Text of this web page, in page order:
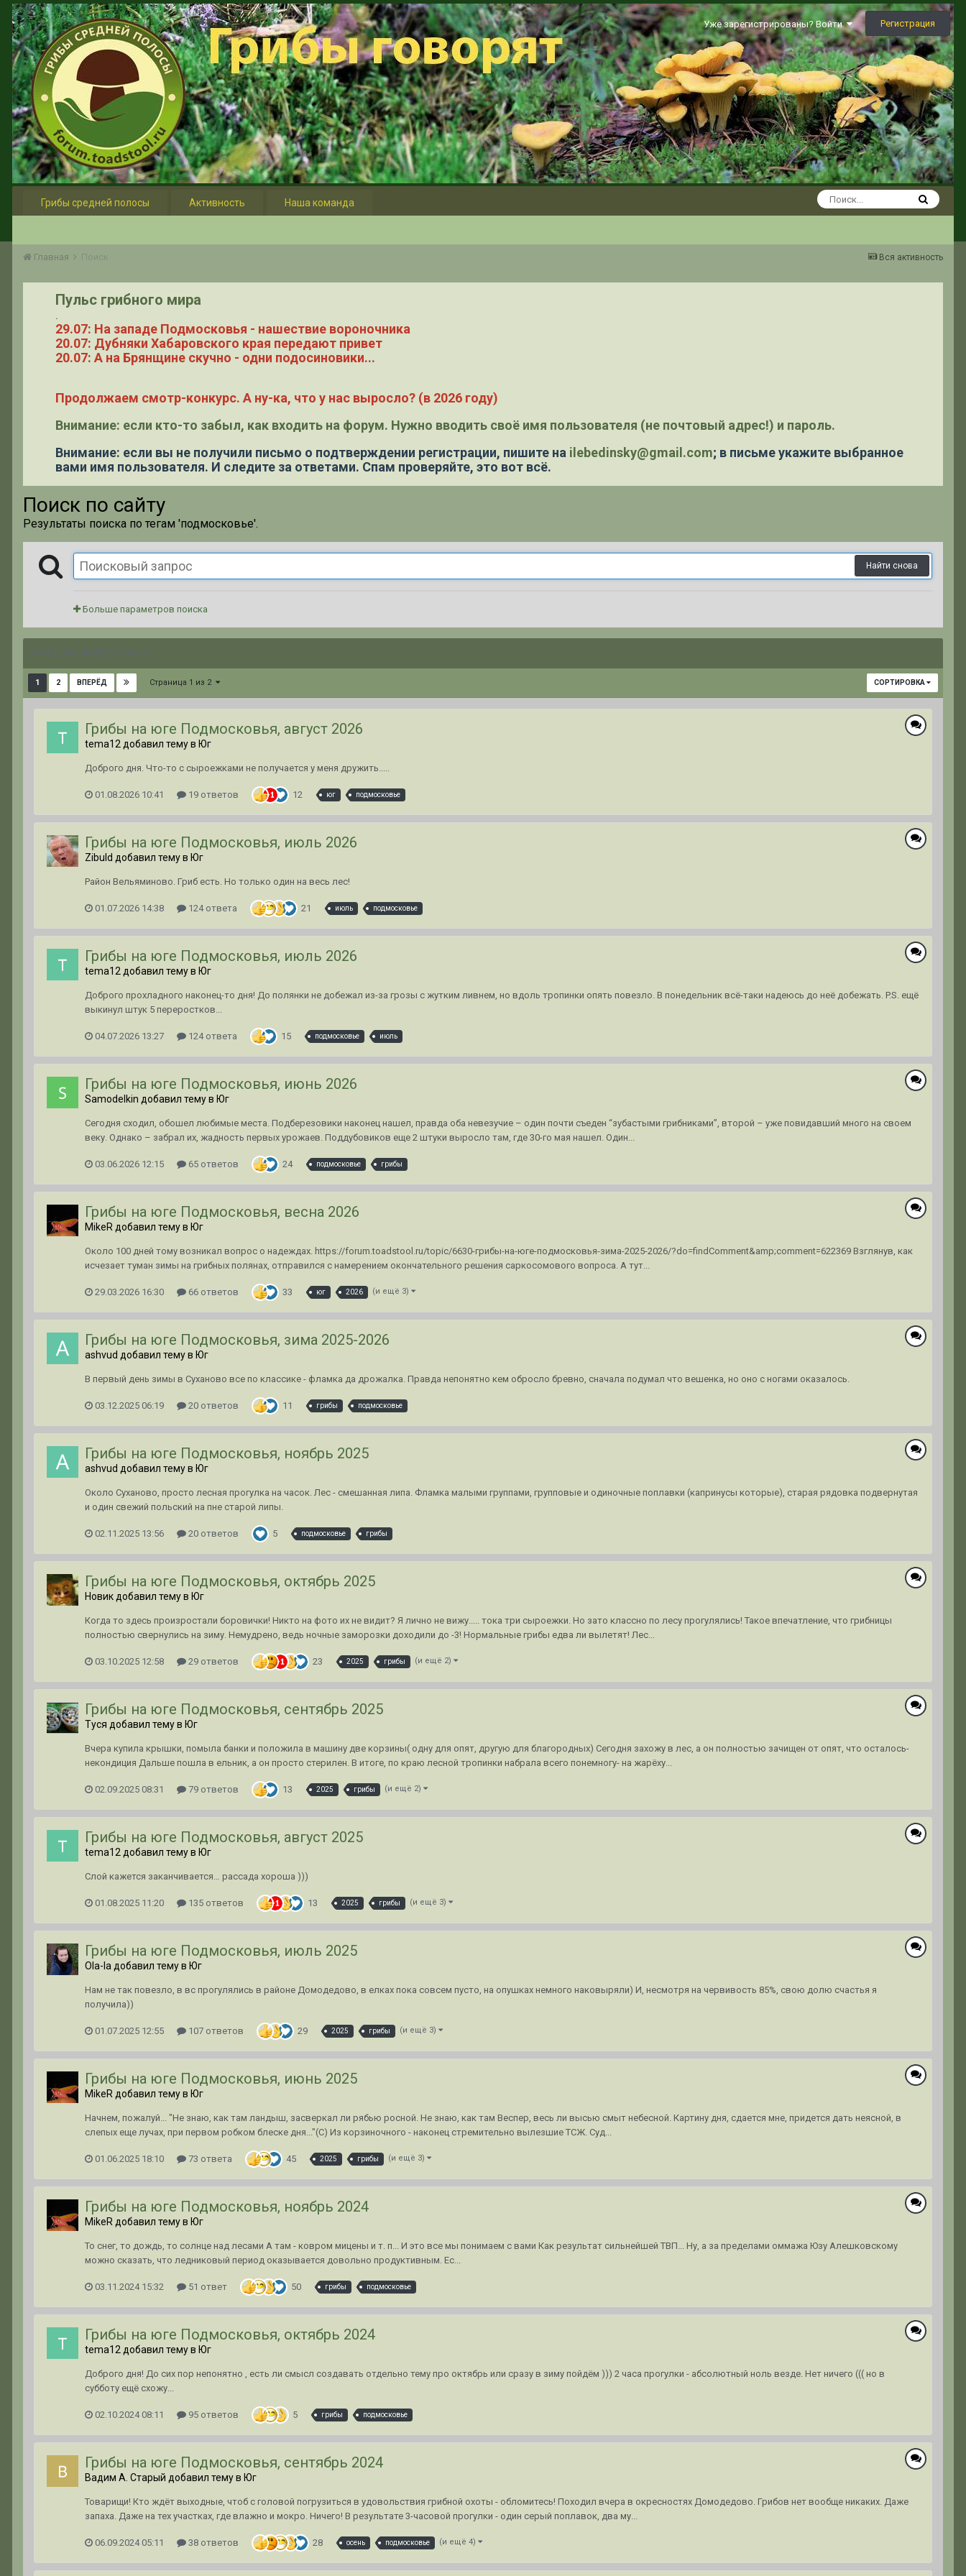
Уже зарегистрированы? Войти Регистрация
Грибы средней полосы Активность Наша команда
Вся активность
Главная Поиск
Пульс грибного мира
.
29.07: На западе Подмосковья - нашествие вороночника
20.07: Дубняки Хабаровского края передают привет
20.07: А на Брянщине скучно - одни подосиновики...
Продолжаем смотр-конкурс. А ну-ка, что у нас выросло? (в 2026 году)
Внимание: если кто-то забыл, как входить на форум. Нужно вводить своё имя пользователя (не почтовый адрес!) и пароль.
Внимание: если вы не получили письмо о подтверждении регистрации, пишите на ilebedinsky@gmail.com; в письме укажите выбранное
вами имя пользователя. И следите за ответами. Спам проверяйте, это вот всё.
Поиск по сайту
Результаты поиска по тегам 'подмосковье'.
Найти снова
Больше параметров поиска
НАЙДЕНО 48 РЕЗУЛЬТАТОВ
1 2 ВПЕРЁД Страница 1 из 2 СОРТИРОВКА
Грибы на юге Подмосковья, август 2026
tema12 добавил тему в Юг
Доброго дня. Что-то с сыроежками не получается у меня дружить.....
01.08.2026 10:41 19 ответов 12 юг подмосковье
Грибы на юге Подмосковья, июль 2026
Zibuld добавил тему в Юг
Район Вельяминово. Гриб есть. Но только один на весь лес!
01.07.2026 14:38 124 ответа 21 июль подмосковье
Грибы на юге Подмосковья, июль 2026
tema12 добавил тему в Юг
Доброго прохладного наконец-то дня! До полянки не добежал из-за грозы с жутким ливнем, но вдоль тропинки опять повезло. В понедельник всё-таки надеюсь до неё добежать. P.S. ещё
выкинул штук 5 переростков...
04.07.2026 13:27 124 ответа 15 подмосковье июль
Грибы на юге Подмосковья, июнь 2026
Samodelkin добавил тему в Юг
Сегодня сходил, обошел любимые места. Подберезовики наконец нашел, правда оба невезучие – один почти съеден “зубастыми грибниками”, второй – уже повидавший много на своем
веку. Однако – забрал их, жадность первых урожаев. Поддубовиков еще 2 штуки выросло там, где 30-го мая нашел. Один...
03.06.2026 12:15 65 ответов 24 подмосковье грибы
Грибы на юге Подмосковья, весна 2026
MikeR добавил тему в Юг
Около 100 дней тому возникал вопрос о надеждах. https://forum.toadstool.ru/topic/6630-грибы-на-юге-подмосковья-зима-2025-2026/?do=findComment&amp;comment=622369 Взглянув, как
исчезает туман зимы на грибных полянах, отправился с намерением окончательного решения саркосомового вопроса. А тут...
29.03.2026 16:30 66 ответов 33 юг 2026 (и ещё 3)
Грибы на юге Подмосковья, зима 2025-2026
ashvud добавил тему в Юг
В первый день зимы в Суханово все по классике - фламка да дрожалка. Правда непонятно кем обросло бревно, сначала подумал что вешенка, но оно с ногами оказалось.
03.12.2025 06:19 20 ответов 11 грибы подмосковье
Грибы на юге Подмосковья, ноябрь 2025
ashvud добавил тему в Юг
Около Суханово, просто лесная прогулка на часок. Лес - смешанная липа. Фламка малыми группами, групповые и одиночные поплавки (капринусы которые), старая рядовка подвернутая
и один свежий польский на пне старой липы.
02.11.2025 13:56 20 ответов 5 подмосковье грибы
Грибы на юге Подмосковья, октябрь 2025
Новик добавил тему в Юг
Когда то здесь произростали боровички! Никто на фото их не видит? Я лично не вижу..... тока три сыроежки. Но зато классно по лесу прогулялись! Такое впечатление, что грибницы
полностью свернулись на зиму. Немудрено, ведь ночные заморозки доходили до -3! Нормальные грибы едва ли вылетят! Лес...
03.10.2025 12:58 29 ответов 23 2025 грибы (и ещё 2)
Грибы на юге Подмосковья, сентябрь 2025
Туся добавил тему в Юг
Вчера купила крышки, помыла банки и положила в машину две корзины( одну для опят, другую для благородных) Сегодня захожу в лес, а он полностью зачищен от опят, что осталось-
некондиция Дальше пошла в ельник, а он просто стерилен. В итоге, по краю лесной тропинки набрала всего понемногу- на жарёху...
02.09.2025 08:31 79 ответов 13 2025 грибы (и ещё 2)
Грибы на юге Подмосковья, август 2025
tema12 добавил тему в Юг
Слой кажется заканчивается… рассада хороша )))
01.08.2025 11:20 135 ответов 13 2025 грибы (и ещё 3)
Грибы на юге Подмосковья, июль 2025
Ola-la добавил тему в Юг
Нам не так повезло, в вс прогулялись в районе Домодедово, в елках пока совсем пусто, на опушках немного наковыряли) И, несмотря на червивость 85%, свою долю счастья я
получила))
01.07.2025 12:55 107 ответов 29 2025 грибы (и ещё 3)
Грибы на юге Подмосковья, июнь 2025
MikeR добавил тему в Юг
Начнем, пожалуй... "Не знаю, как там ландыш, засверкал ли рябью росной. Не знаю, как там Веспер, весь ли высью смыт небесной. Картину дня, сдается мне, придется дать неясной, в
слепых еще лучах, при первом робком блеске дня..."(С) Из корзиночного - наконец стремительно вылезшие ТСЖ. Суд...
01.06.2025 18:10 73 ответа 45 2025 грибы (и ещё 3)
Грибы на юге Подмосковья, ноябрь 2024
MikeR добавил тему в Юг
То снег, то дождь, то солнце над лесами А там - ковром мицены и т. п... И это все мы понимаем с вами Как результат сильнейшей ТВП... Ну, а за пределами оммажа Юзу Алешковскому
можно сказать, что ледниковый период оказывается довольно продуктивным. Ес...
03.11.2024 15:32 51 ответ 50 грибы подмосковье
Грибы на юге Подмосковья, октябрь 2024
tema12 добавил тему в Юг
Доброго дня! До сих пор непонятно , есть ли смысл создавать отдельно тему про октябрь или сразу в зиму пойдём ))) 2 часа прогулки - абсолютный ноль везде. Нет ничего ((( но в
субботу ещё схожу...
02.10.2024 08:11 95 ответов 5 грибы подмосковье
Грибы на юге Подмосковья, сентябрь 2024
Вадим А. Старый добавил тему в Юг
Товарищи! Кто ждёт выходные, чтоб с головой погрузиться в удовольствия грибной охоты - обломитесь! Походил вчера в окресностях Домодедово. Грибов нет вообще никаких. Даже
запаха. Даже на тех участках, где влажно и мокро. Ничего! В результате 3-часовой прогулки - один серый поплавок, два му...
06.09.2024 05:11 38 ответов 28 осень подмосковье (и ещё 4)